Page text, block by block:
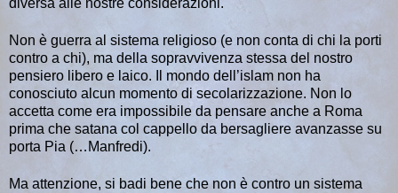
diversa alle nostre considerazioni.
Non è guerra al sistema religioso (e non conta di chi la porti
contro a chi), ma della sopravvivenza stessa del nostro
pensiero libero e laico. Il mondo dell’islam non ha
conosciuto alcun momento di secolarizzazione. Non lo
accetta come era impossibile da pensare anche a Roma
prima che satana col cappello da bersagliere avanzasse su
porta Pia (…Manfredi).
Ma attenzione, si badi bene che non è contro un sistema